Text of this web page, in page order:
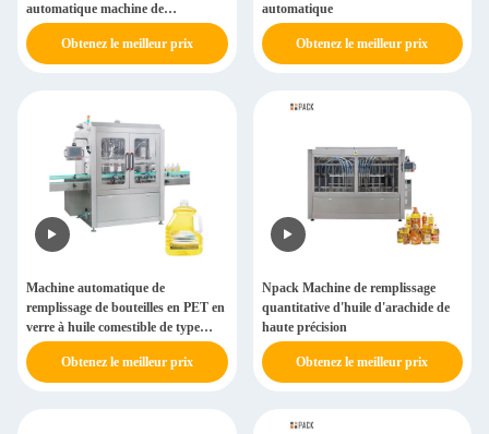
automatique machine de
remplissage de bouteilles d'huile de
moutardeObtenez le meilleur prix
automatique
Obtenez le meilleur prix
Machine automatique de
remplissage de bouteilles en PET en
verre à huile comestible de type
linéaire
Obtenez le meilleur prix
Npack Machine de remplissage
quantitative d'huile d'arachide de
haute précision
Obtenez le meilleur prix